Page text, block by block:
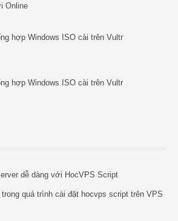
Online
hợp Windows ISO cài trên Vultr
hợp Windows ISO cài trên Vultr
dễ dàng với HocVPS Script
quá trình cài đặt hocvps script trên VPS